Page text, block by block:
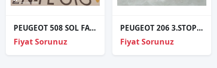
PEUGEOT 508 SOL FAR SIFIR
Fiyat Sorunuz
PEUGEOT 206 3.STOP FREN LAMBASI ORJİNAL
Fiyat Sorunuz